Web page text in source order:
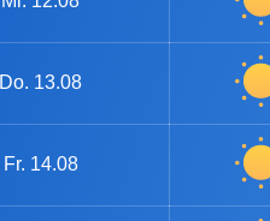
Do. 13.08
Fr. 14.08